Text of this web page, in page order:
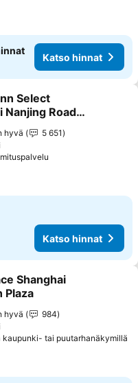
Katso hinnat
suosikkeihin
Select
Nanjing Road
Street
hyvä
5 651
Katso hinnat
suosikkeihin
Shanghai
Plaza
hyvä
984
kaupunki- tai puutarhanäkymillä